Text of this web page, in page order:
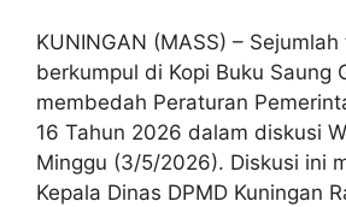
KUNINGAN (MASS) –
berkumpul di Kopi Buku Saung
membedah Peraturan
16 Tahun 2026 dalam diskusi
Minggu (3/5/2026). Diskusi ini
Kepala Dinas DPMD Kuningan